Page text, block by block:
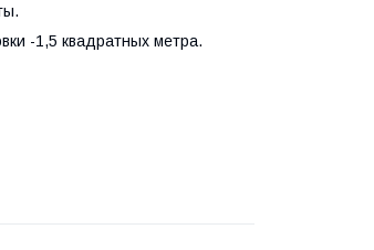
-1,5 квадратных метра.